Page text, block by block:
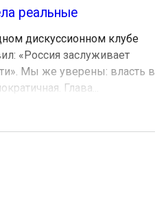
реальные
дискуссионном клубе
«Россия заслуживает
Мы же уверены: власть в
Глава...